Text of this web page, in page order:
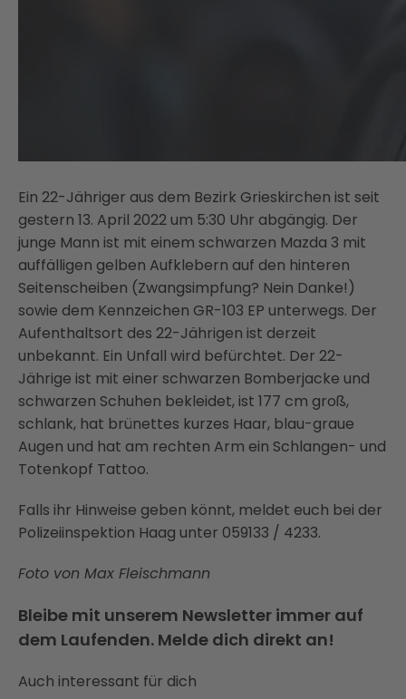
Ein 22-Jähriger aus dem Bezirk Grieskirchen ist seit
gestern 13. April 2022 um 5:30 Uhr abgängig. Der
junge Mann ist mit einem schwarzen Mazda 3 mit
auffälligen gelben Aufklebern auf den hinteren
Seitenscheiben (Zwangsimpfung? Nein Danke!)
sowie dem Kennzeichen GR-103 EP unterwegs. Der
Aufenthaltsort des 22-Jährigen ist derzeit
unbekannt. Ein Unfall wird befürchtet. Der 22-
Jährige ist mit einer schwarzen Bomberjacke und
schwarzen Schuhen bekleidet, ist 177 cm groß,
schlank, hat brünettes kurzes Haar, blau-graue
Augen und hat am rechten Arm ein Schlangen- und
Totenkopf Tattoo.
Falls ihr Hinweise geben könnt, meldet euch bei der
Polizeiinspektion Haag unter 059133 / 4233.
Foto von Max Fleischmann
Bleibe mit unserem Newsletter immer auf
dem Laufenden. Melde dich direkt an!
Auch interessant für dich